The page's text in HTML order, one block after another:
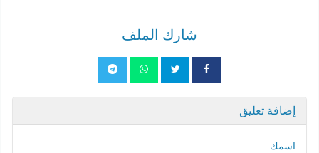
شارك الملف
إضافة تعليق
اسمك